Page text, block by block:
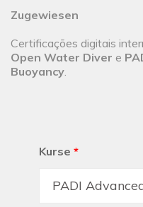
Zugewiesen
Certificações digitais
Open Water Diver e
Buoyancy.
Kurse *